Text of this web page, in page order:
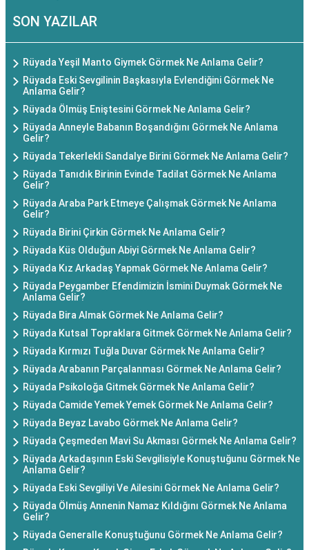
SON YAZILAR
Rüyada Yeşil Manto Giymek Görmek Ne Anlama Gelir?
Rüyada Eski Sevgilinin Başkasıyla Evlendiğini Görmek Ne
Anlama Gelir?
Rüyada Ölmüş Eniştesini Görmek Ne Anlama Gelir?
Rüyada Anneyle Babanın Boşandığını Görmek Ne Anlama
Gelir?
Rüyada Tekerlekli Sandalye Birini Görmek Ne Anlama Gelir?
Rüyada Tanıdık Birinin Evinde Tadilat Görmek Ne Anlama
Gelir?
Rüyada Araba Park Etmeye Çalışmak Görmek Ne Anlama
Gelir?
Rüyada Birini Çirkin Görmek Ne Anlama Gelir?
Rüyada Küs Olduğun Abiyi Görmek Ne Anlama Gelir?
Rüyada Kız Arkadaş Yapmak Görmek Ne Anlama Gelir?
Rüyada Peygamber Efendimizin İsmini Duymak Görmek Ne
Anlama Gelir?
Rüyada Bira Almak Görmek Ne Anlama Gelir?
Rüyada Kutsal Topraklara Gitmek Görmek Ne Anlama Gelir?
Rüyada Kırmızı Tuğla Duvar Görmek Ne Anlama Gelir?
Rüyada Arabanın Parçalanması Görmek Ne Anlama Gelir?
Rüyada Psikoloğa Gitmek Görmek Ne Anlama Gelir?
Rüyada Camide Yemek Yemek Görmek Ne Anlama Gelir?
Rüyada Beyaz Lavabo Görmek Ne Anlama Gelir?
Rüyada Çeşmeden Mavi Su Akması Görmek Ne Anlama Gelir?
Rüyada Arkadaşının Eski Sevgilisiyle Konuştuğunu Görmek Ne
Anlama Gelir?
Rüyada Eski Sevgiliyi Ve Ailesini Görmek Ne Anlama Gelir?
Rüyada Ölmüş Annenin Namaz Kıldığını Görmek Ne Anlama
Gelir?
Rüyada Generalle Konuştuğunu Görmek Ne Anlama Gelir?